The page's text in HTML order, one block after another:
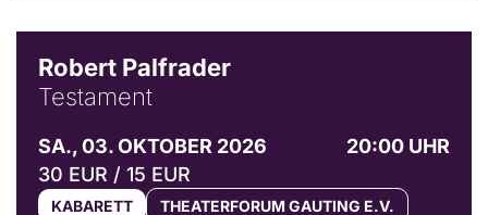
Robert Palfrader
Testament
SA., 03. OKTOBER 2026
20:00 UHR
30 EUR / 15 EUR
KABARETT THEATERFORUM GAUTING E.V.